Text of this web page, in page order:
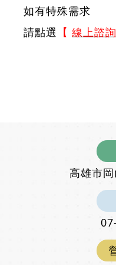
如有特殊需求
請點選 【 線上諮詢
高雄市